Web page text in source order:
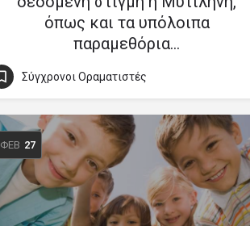
όπως και τα υπόλοιπα
παραμεθόρια…
Σύγχρονοι Οραματιστές
ΦΕΒ 27